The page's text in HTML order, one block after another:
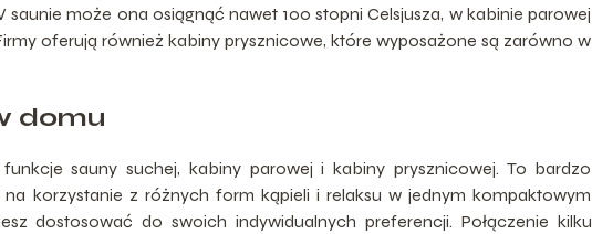
może ona osiągnąć nawet 100 stopni Celsjusza, w kabinie parowej
oferują również kabiny prysznicowe, które wyposażone są zarówno w
domu
sauny suchej, kabiny parowej i kabiny prysznicowej. To bardzo
korzystanie z różnych form kąpieli i relaksu w jednym kompaktowym
dostosować do swoich indywidualnych preferencji. Połączenie kilku